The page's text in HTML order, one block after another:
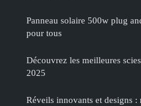
Panneau solaire 500w plug
pour tous
Découvrez les meilleures
2025
Réveils innovants et designs